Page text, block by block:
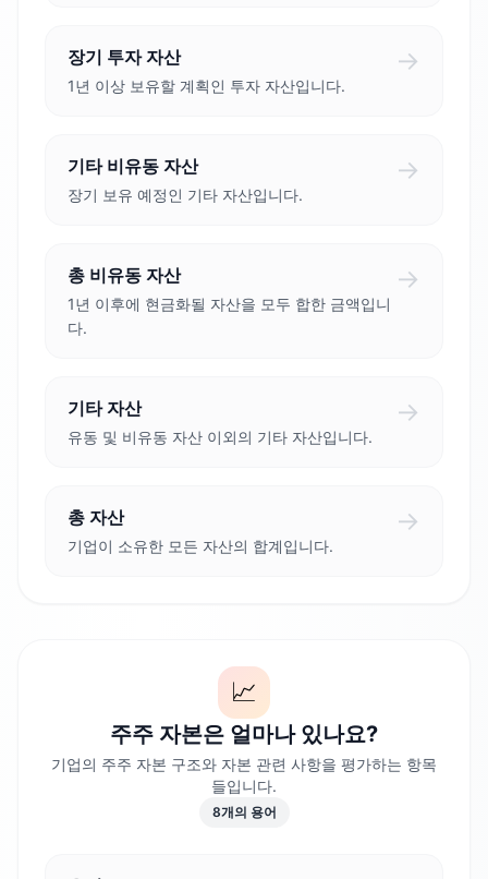
장기 투자 자산
1년 이상 보유할 계획인 투자 자산입니다.
→
기타 비유동 자산
장기 보유 예정인 기타 자산입니다.
→
총 비유동 자산
1년 이후에 현금화될 자산을 모두 합한 금액입니
다.
→
기타 자산
유동 및 비유동 자산 이외의 기타 자산입니다.
→
총 자산
기업이 소유한 모든 자산의 합계입니다.
→
📈
주주 자본은 얼마나 있나요?
기업의 주주 자본 구조와 자본 관련 사항을 평가하는 항목
들입니다.
8개의 용어